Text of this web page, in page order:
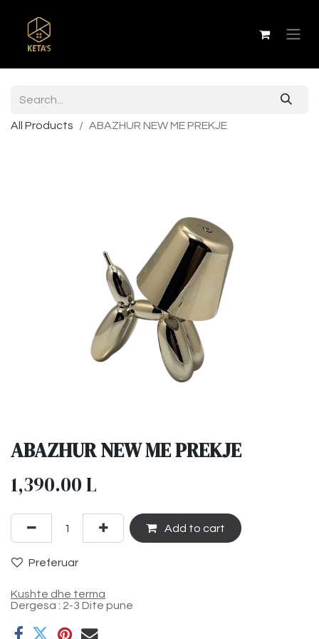
All Products ABAZHUR NEW ME PREKJE
ABAZHUR NEW ME PREKJE
1,390.00L
Add to cart
Preferuar
Kushte dhe terma
Dergesa : 2-3 Dite pune